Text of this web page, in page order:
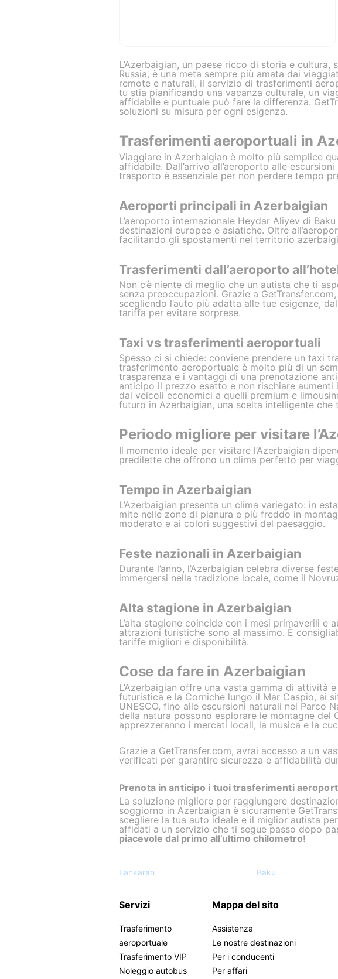
L’Azerbaigian, un paese ricco di storia e
Russia, è una meta sempre più amata dai
remote e naturali, il servizio di trasferimenti
tu stia pianificando una vacanza culturale, un
affidabile e puntuale può fare la differenza.
soluzioni su misura per ogni esigenza.
Trasferimenti aeroportuali in
Viaggiare in Azerbaigian è molto più semplice
affidabile. Dall’arrivo all’aeroporto alle
trasporto è essenziale per non perdere tempo
Aeroporti principali in Azerbaigian
L’aeroporto internazionale Heydar Aliyev di
destinazioni europee e asiatiche. Oltre
facilitando gli spostamenti nel territorio
Trasferimenti dall’aeroporto
Non c’è niente di meglio che un autista che ti
senza preoccupazioni. Grazie a
scegliendo l’auto più adatta alle tue esigenze,
tariffa per evitare sorprese.
Taxi vs trasferimenti aeroportuali
Spesso ci si chiede: conviene prendere un taxi
trasferimento aeroportuale è molto più di un
trasparenza e i vantaggi di una prenotazione
anticipo il prezzo esatto e non rischiare
dai veicoli economici a quelli premium e
futuro in Azerbaigian, una scelta intelligente
Periodo migliore per visitare
Il momento ideale per visitare l’Azerbaigian
predilette che offrono un clima perfetto per
Tempo in Azerbaigian
L’Azerbaigian presenta un clima variegato: in
mite nelle zone di pianura e più freddo in
moderato e ai colori suggestivi del paesaggio.
Feste nazionali in Azerbaigian
Durante l’anno, l’Azerbaigian celebra diverse
immergersi nella tradizione locale, come il
Alta stagione in Azerbaigian
L’alta stagione coincide con i mesi primaverili
attrazioni turistiche sono al massimo. È
tariffe migliori e disponibilità.
Cose da fare in Azerbaigian
L’Azerbaigian offre una vasta gamma di attività
futuristica e la Corniche lungo il Mar Caspio, ai
UNESCO, fino alle escursioni naturali nel Parco
della natura possono esplorare le montagne
apprezzeranno i mercati locali, la musica e la
Grazie a GetTransfer.com, avrai accesso a un
verificati per garantire sicurezza e affidabilità
Prenota in anticipo i tuoi trasferimenti
La soluzione migliore per raggiungere
soggiorno in Azerbaigian è sicuramente
scegliere la tua auto ideale e il miglior autista
affidati a un servizio che ti segue passo dopo
piacevole dal primo all’ultimo chilometro!
Lankaran Baku
Servizi
Trasferimento
aeroportuale
Trasferimento VIP
Noleggio autobus
Mappa del sito
Assistenza
Le nostre destinazioni
Per i conducenti
Per affari